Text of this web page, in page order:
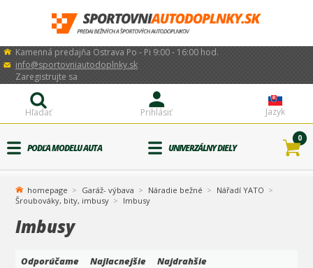
Kamenná predajňa Ostrava Po - Pi 9:00 - 16:00 hod.
info@sportovniautodoplnky.sk
Jazyk
Prihlásiť
Zaregistrujte sa
Hľadať
PODĽA MODELU AUTA UNIVERZÁLNY DIELY
0
homepage Garáž- výbava Náradie bežné
Nářadí YATO
Šroubováky, bity, imbusy
Imbusy
Imbusy
Odporúčame Najlacnejšie
Najdrahšie